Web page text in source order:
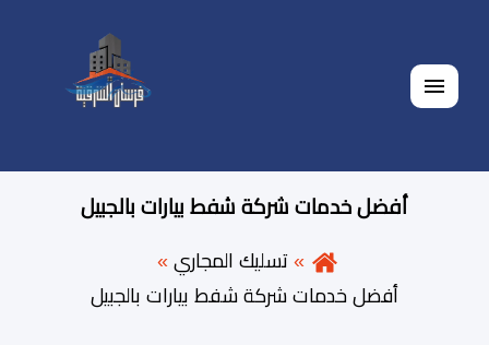
القائمة
أفضل خدمات شركة شفط بيارات بالجبيل
تسليك المجاري
أفضل خدمات شركة شفط بيارات بالجبيل